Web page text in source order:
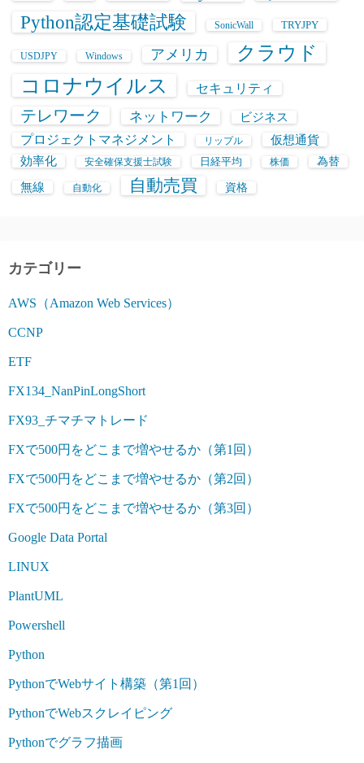
Python認定基礎試験 SonicWall TRYJPY
USDJPY Windows アメリカ クラウド
コロナウイルス セキュリティ
テレワーク ネットワーク ビジネス
プロジェクトマネジメント リップル 仮想通貨
効率化 安全確保支援士試験 日経平均 株価 為替
無線 自動化 自動売買 資格
カテゴリー
AWS（Amazon Web Services）
CCNP
ETF
FX134_NanPinLongShort
FX93_チマチマトレード
FXで500円をどこまで増やせるか（第1回）
FXで500円をどこまで増やせるか（第2回）
FXで500円をどこまで増やせるか（第3回）
Google Data Portal
LINUX
PlantUML
Powershell
Python
PythonでWebサイト構築（第1回）
PythonでWebスクレイピング
Pythonでグラフ描画